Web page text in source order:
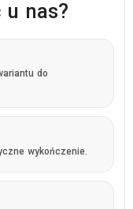
nas?
do
wykończenie.